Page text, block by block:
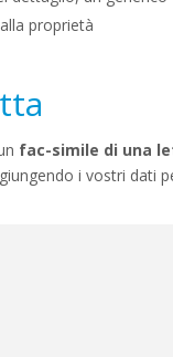
proprietà
fac-simile di una
i vostri dati